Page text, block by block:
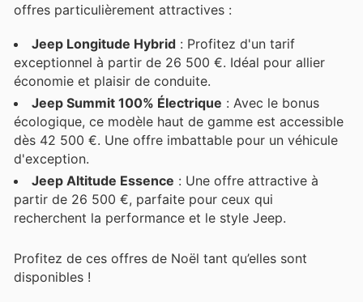
offres particulièrement attractives :
Jeep Longitude Hybrid : Profitez d'un tarif
exceptionnel à partir de 26 500 €. Idéal pour allier
économie et plaisir de conduite.
Jeep Summit 100% Électrique : Avec le bonus
écologique, ce modèle haut de gamme est accessible
dès 42 500 €. Une offre imbattable pour un véhicule
d'exception.
Jeep Altitude Essence : Une offre attractive à
partir de 26 500 €, parfaite pour ceux qui
recherchent la performance et le style Jeep.
Profitez de ces offres de Noël tant qu’elles sont
disponibles !